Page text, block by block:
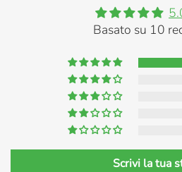
Basato su 10
Scrivi la tua